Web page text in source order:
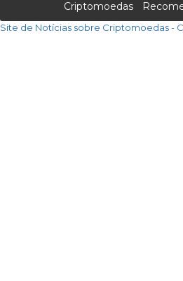
Criptomoedas
Site de Notícias sobre Criptomoedas -